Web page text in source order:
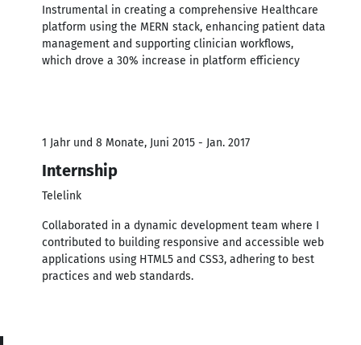
Instrumental in creating a comprehensive Healthcare
platform using the MERN stack, enhancing patient data
management and supporting clinician workflows,
which drove a 30% increase in platform efficiency
1 Jahr und 8 Monate, Juni 2015 - Jan. 2017
Internship
Telelink
Collaborated in a dynamic development team where I
contributed to building responsive and accessible web
applications using HTML5 and CSS3, adhering to best
practices and web standards.